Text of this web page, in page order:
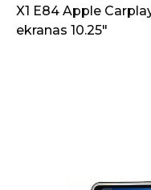
X1 E84 Apple
ekranas 10.25″